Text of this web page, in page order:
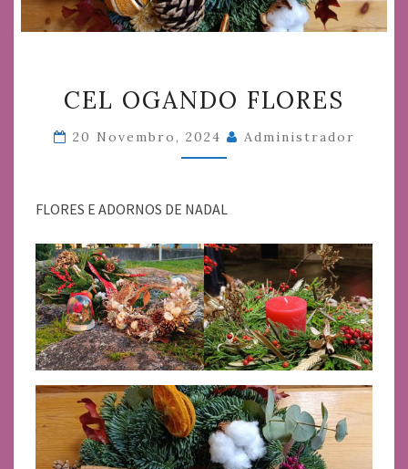
OGANDO
FLORES
CEL OGANDO FLORES
20 Novembro, 2024 Administrador
FLORES E ADORNOS DE NADAL